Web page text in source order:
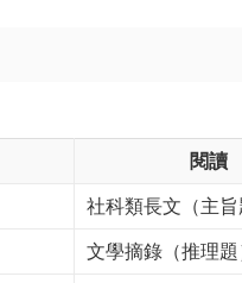
閱讀
社科類長文（主旨
文學摘錄（推理題